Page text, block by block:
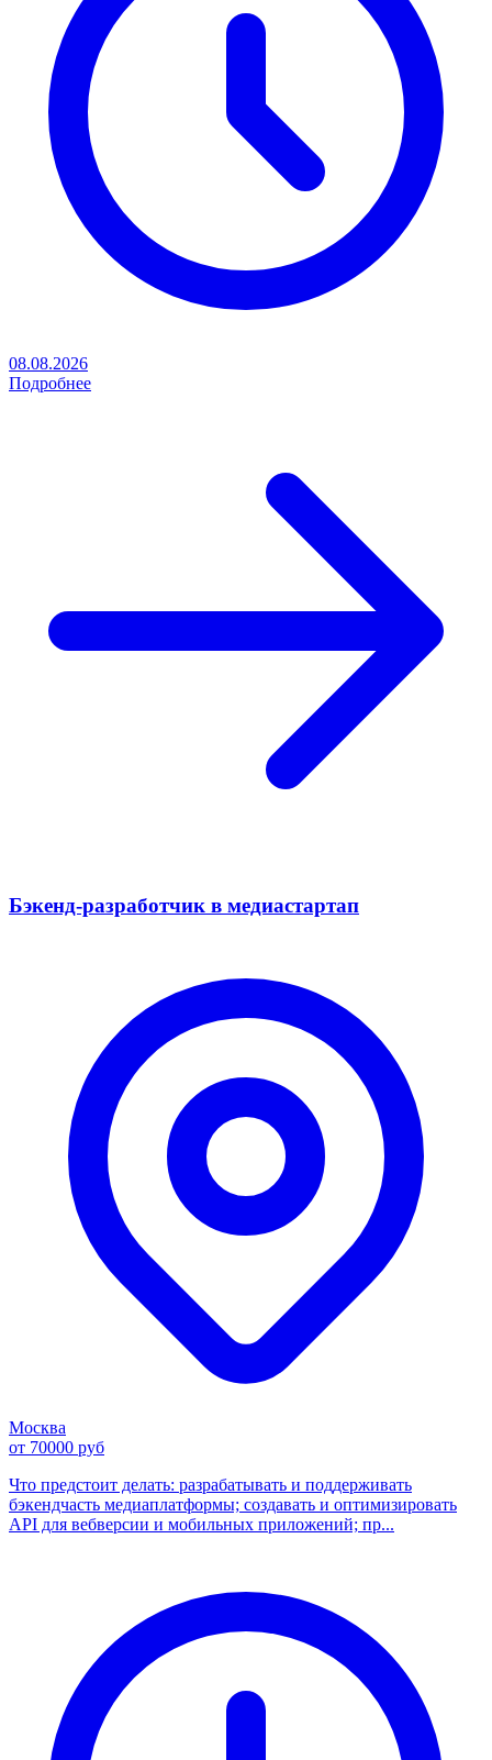
08.08.2026
Подробнее
Бэкенд-разработчик в медиастартап
Москва
от 70000 руб
Что предстоит делать: разрабатывать и поддерживать
бэкендчасть медиаплатформы; создавать и оптимизировать
API для вебверсии и мобильных приложений; пр...